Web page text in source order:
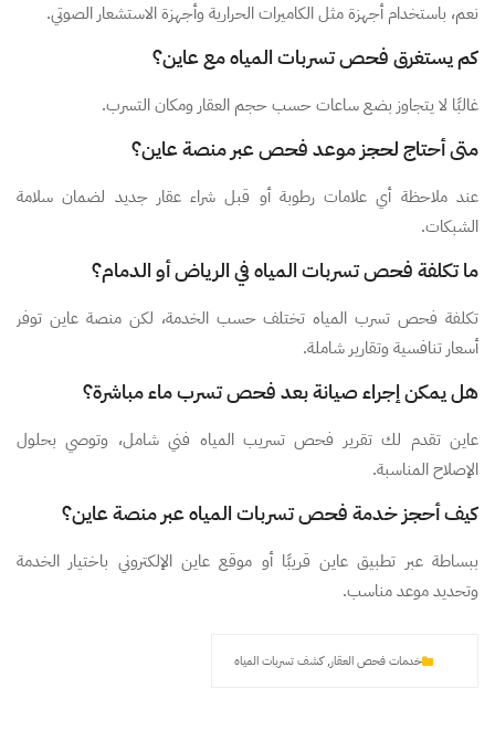
نعم، باستخدام أجهزة مثل الكاميرات الحرارية وأجهزة الاستشعار الصوتي.
كم يستغرق فحص تسربات المياه مع عاين؟
غالبًا لا يتجاوز بضع ساعات حسب حجم العقار ومكان التسرب.
متى أحتاج لحجز موعد فحص عبر منصة عاين؟
عند ملاحظة أي علامات رطوبة أو قبل شراء عقار جديد لضمان سلامة
الشبكات.
ما تكلفة فحص تسربات المياه في الرياض أو الدمام؟
تكلفة فحص تسرب المياه تختلف حسب الخدمة، لكن منصة عاين توفر
أسعار تنافسية وتقارير شاملة.
هل يمكن إجراء صيانة بعد فحص تسرب ماء مباشرة؟
عاين تقدم لك تقرير فحص تسريب المياه فني شامل، وتوصي بحلول
الإصلاح المناسبة.
كيف أحجز خدمة فحص تسربات المياه عبر منصة عاين؟
ببساطة عبر تطبيق عاين قريبًا أو موقع عاين الإلكتروني باختيار الخدمة
وتحديد موعد مناسب.
خدمات فحص العقار,كشف تسربات المياه